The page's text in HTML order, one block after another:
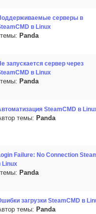
серверы в
в Linux
Panda
запускается сервер через
в Linux
Panda
SteamCMD в
темы: Panda
Failure: No Connection
Linux
Panda
загрузки SteamCMD в
темы: Panda